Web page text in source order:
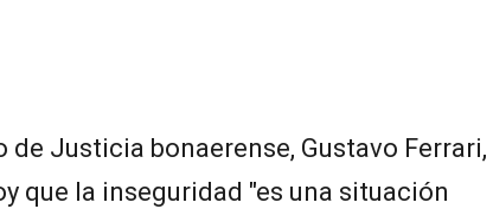
de Justicia bonaerense, Gustavo Ferrari,
que la inseguridad "es una situación